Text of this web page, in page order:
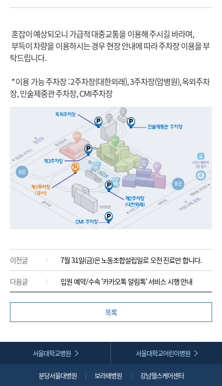
혼잡이 예상되오니 가급적 대중교통을 이용해 주시길 바라며,
부득이 차량을 이용하시는 경우 현장 안내에 따라 주차장 이용을 부
탁드립니다.
* 이용 가능 주차장 : 2주차장(대한외래), 3주차장(암병원), 옥외주차
장, 인술제중관 주차장, CMI주차장
이전글 7월 31일(금)은 노동조합설립일로 오전 진료만 합니다.
다음글 입원 예약/수속 '카카오톡 알림톡' 서비스 시행 안내
목록
서울대학교병원 서울대학교어린이병원
분당서울대병원 보라매병원 강남헬스케어센터